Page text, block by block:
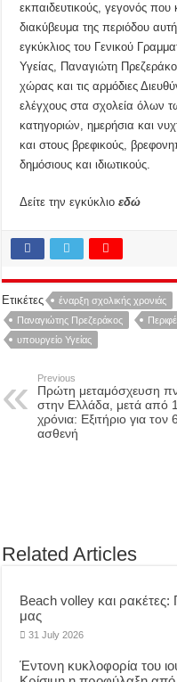
εκπαιδευτικούς, γεγονός
διακύβευμα της περιόδου
εγκύκλιος του Γενικού
Υγείας, Παναγιώτη
χώρας και τις αρμόδιες
ελέγχους στα σχολεία όλων
κατηγοριών, ημερήσια και
και στους βρεφικούς,
δημόσιους και ιδιωτικούς.
Δείτε την εγκύκλιοεδώ
Ετικέτες έναρξη σχολικής χρονιάς
Παναγιώτης Πρεζεράκος
υπουργείο Υγείας
Previous
Πρώτη μεταμόσχευση
στην Ελλάδα, μετά από
χρόνια: Εξιτήριο για τον
ασθενή
Related Articles
Beach volley και
μας
31 July 2026
Έντονη κυκλοφορία του